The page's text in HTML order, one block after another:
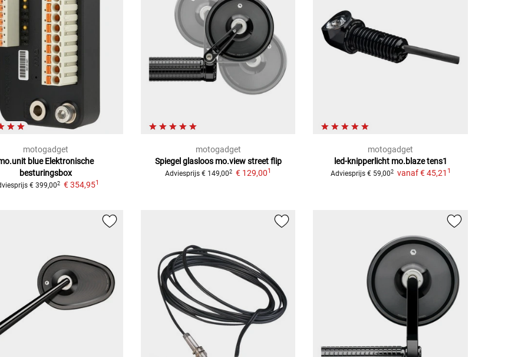
motogadget
blue Elektronische
besturingsbox
€ 399,002 € 354,951
motogadget
Spiegel glasloos mo.view street flip
Adviesprijs € 149,002 € 129,001
motogadget
led-knipperlicht mo.blaze tens1
Adviesprijs € 59,002 vanaf€ 45,21 1